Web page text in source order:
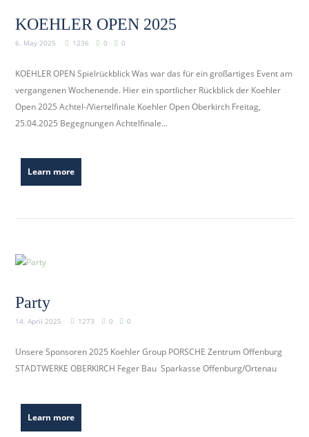
KOEHLER OPEN 2025
6. May 2025 1236 0 0
KOEHLER OPEN Spielrückblick Was war das für ein großartiges Event am
vergangenen Wochenende. Hier ein sportlicher Rückblick der Koehler
Open 2025 Achtel-/Viertelfinale Koehler Open Oberkirch Freitag,
25.04.2025 Begegnungen Achtelfinale...
Learn more
Party
14. April 2025 1273 0 0
Unsere Sponsoren 2025 Koehler Group PORSCHE Zentrum Offenburg
STADTWERKE OBERKIRCH Feger Bau Sparkasse Offenburg/Ortenau
Learn more